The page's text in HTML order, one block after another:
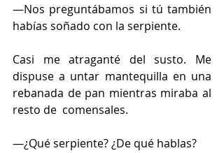
—Nos preguntábamos si tú también
habías soñado con la serpiente.
Casi me atraganté del susto. Me
dispuse a untar mantequilla en una
rebanada de pan mientras miraba al
resto de  comensales.
—¿Qué serpiente? ¿De qué hablas?